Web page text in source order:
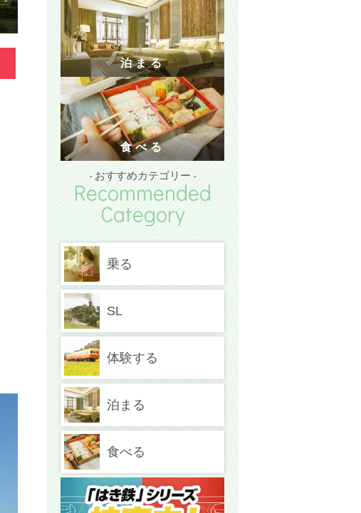
泊まる
食べる
- おすすめカテゴリー -
Recommended
Category
乗る
SL
体験する
泊まる
食べる